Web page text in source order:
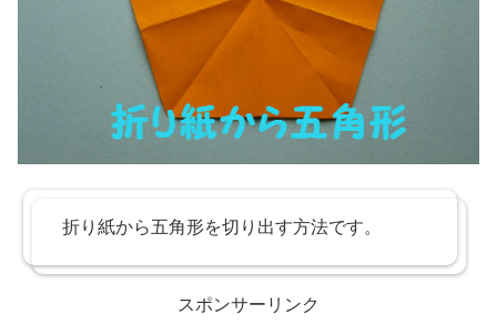
折り紙から五角形を切り出す方法です。
スポンサーリンク